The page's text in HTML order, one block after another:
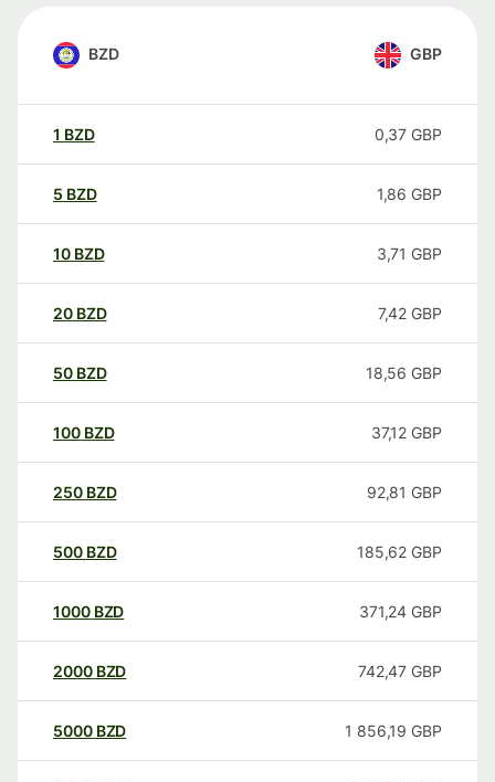
BZD GBP
1 BZD 0,37 GBP
5 BZD 1,86 GBP
10 BZD 3,71 GBP
20 BZD 7,42 GBP
50 BZD 18,56 GBP
100 BZD 37,12 GBP
250 BZD 92,81 GBP
500 BZD 185,62 GBP
1000 BZD 371,24 GBP
2000 BZD 742,47 GBP
5000 BZD 1 856,19 GBP